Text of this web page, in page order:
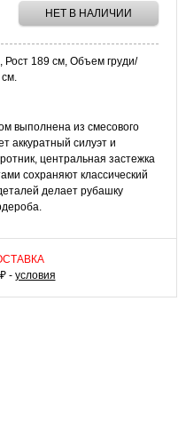
НЕТ В НАЛИЧИИ
Рост 189 см, Объем груди/
выполнена из смесового
аккуратный силуэт и
центральная застежка
сохраняют классический
делает рубашку
комплектов. Ее можно
для офисного образа
- условия